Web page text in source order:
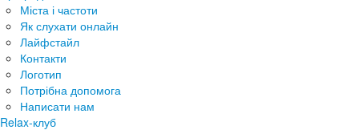
Міста і частоти
Як слухати онлайн
Лайфстайл
Контакти
Логотип
Потрібна допомога
Написати нам
Relax-клуб